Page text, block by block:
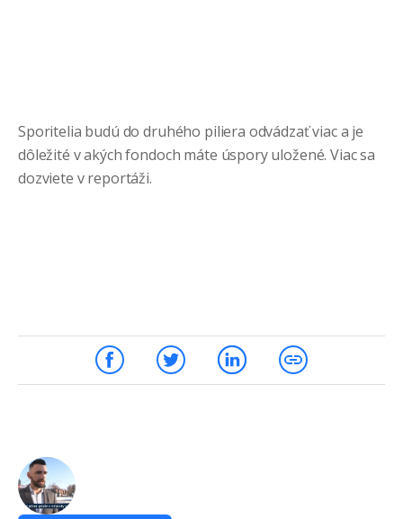
Sporitelia budú do druhého piliera odvádzať viac a je
dôležité v akých fondoch máte úspory uložené. Viac sa
dozviete v reportáži.